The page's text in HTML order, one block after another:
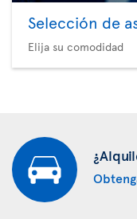
Selección de
Elija su comodidad